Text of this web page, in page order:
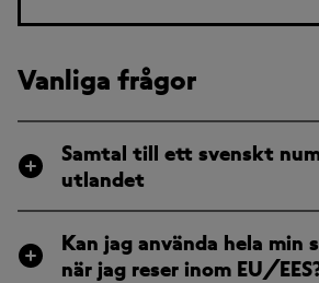
Vanliga frågor
Samtal till ett svenskt
utlandet
Kan jag använda hela min
när jag reser inom EU/